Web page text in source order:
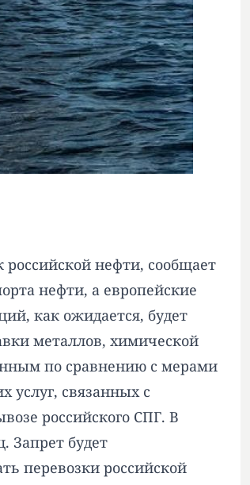
нефти, сообщает
нефти, а европейские
как ожидается, будет
металлов, химической
по сравнению с мерами
услуг, связанных с
российского СПГ. В
Запрет будет
перевозки российской